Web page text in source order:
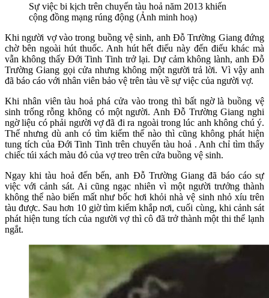
Sự việc bi kịch trên chuyến tàu hoả năm 2013 khiến
cộng đồng mạng rúng động (Ảnh minh hoạ)
Khi người vợ vào trong buồng vệ sinh, anh Đỗ Trường Giang đứng
chờ bên ngoài hút thuốc. Anh hút hết điếu này đến điếu khác mà
vẫn không thấy Đới Tinh Tinh trở lại. Dự cảm không lành, anh Đỗ
Trường Giang gọi cửa nhưng không một người trả lời. Vì vậy anh
đã báo cáo với nhân viên bảo vệ trên tàu về sự việc của người vợ.
Khi nhân viên tàu hoả phá cửa vào trong thì bất ngờ là buồng vệ
sinh trống rỗng không có một người. Anh Đỗ Trường Giang nghi
ngờ liệu có phải người vợ đã đi ra ngoài trong lúc anh không chú ý.
Thế nhưng dù anh có tìm kiếm thế nào thì cũng không phát hiện
tung tích của Đới Tinh Tinh trên chuyến tàu hoả . Anh chỉ tìm thấy
chiếc túi xách màu đỏ của vợ treo trên cửa buồng vệ sinh.
Ngay khi tàu hoả đến bến, anh Đỗ Trường Giang đã báo cáo sự
việc với cảnh sát. Ai cũng ngạc nhiên vì một người trưởng thành
không thể nào biến mất như bốc hơi khỏi nhà vệ sinh nhỏ xíu trên
tàu được. Sau hơn 10 giờ tìm kiếm khắp nơi, cuối cùng, khi cảnh sát
phát hiện tung tích của người vợ thì cô đã trở thành một thi thể lạnh
ngắt.